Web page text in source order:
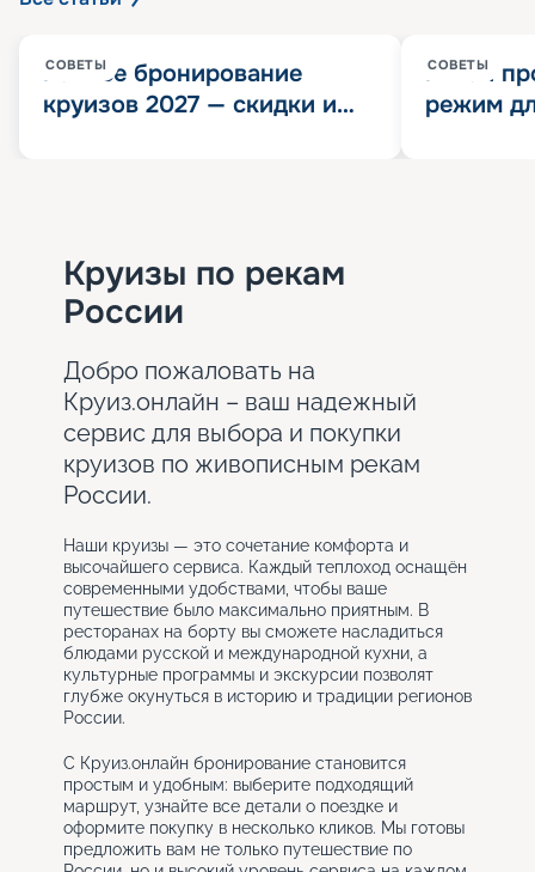
СОВЕТЫ
Раннее бронирование
круизов 2027 — скидки и
СОВЕТЫ
Китай
режим
Круизы по рекам
России
Добро пожаловать на
Круиз.онлайн – ваш надежный
сервис для выбора и покупки
круизов по живописным рекам
России.
Наши круизы — это сочетание комфорта и
высочайшего сервиса. Каждый теплоход оснащён
современными удобствами, чтобы ваше
путешествие было максимально приятным. В
ресторанах на борту вы сможете насладиться
блюдами русской и международной кухни, а
культурные программы и экскурсии позволят
глубже окунуться в историю и традиции регионов
России.
С Круиз.онлайн бронирование становится
простым и удобным: выберите подходящий
маршрут, узнайте все детали о поездке и
оформите покупку в несколько кликов. Мы готовы
предложить вам не только путешествие по